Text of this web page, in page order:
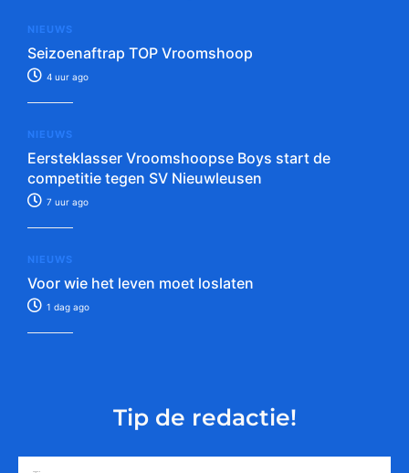
NIEUWS
Seizoenaftrap TOP Vroomshoop
4 uur ago
NIEUWS
Eersteklasser Vroomshoopse Boys start de
competitie tegen SV Nieuwleusen
7 uur ago
NIEUWS
Voor wie het leven moet loslaten
1 dag ago
Tip de redactie!